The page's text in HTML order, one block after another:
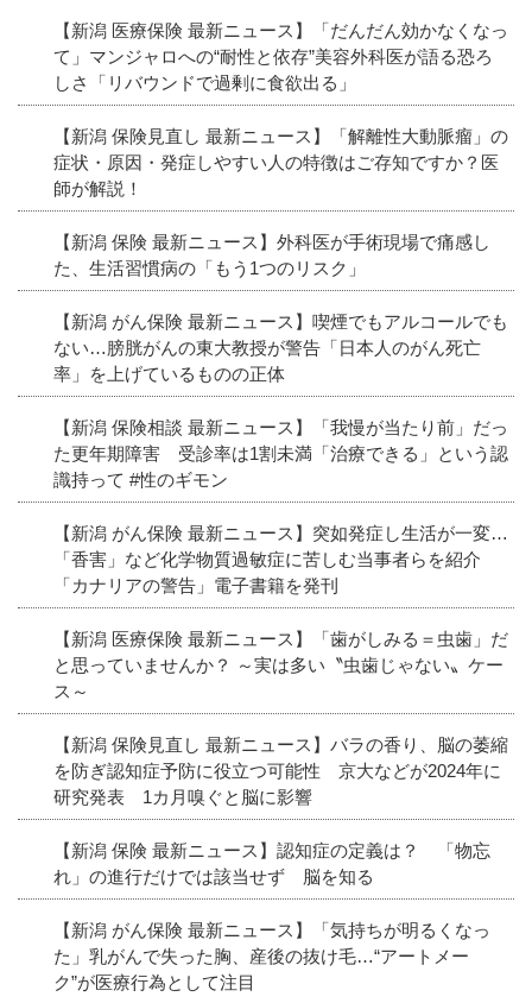
【新潟 医療保険 最新ニュース】「だんだん効かなくなっ
て」マンジャロへの“耐性と依存”美容外科医が語る恐ろ
しさ「リバウンドで過剰に食欲出る」
【新潟 保険見直し 最新ニュース】「解離性大動脈瘤」の
症状・原因・発症しやすい人の特徴はご存知ですか？医
師が解説！
【新潟 保険 最新ニュース】外科医が手術現場で痛感し
た、生活習慣病の「もう1つのリスク」
【新潟 がん保険 最新ニュース】喫煙でもアルコールでも
ない…膀胱がんの東大教授が警告「日本人のがん死亡
率」を上げているものの正体
【新潟 保険相談 最新ニュース】「我慢が当たり前」だっ
た更年期障害 受診率は1割未満「治療できる」という認
識持って #性のギモン
【新潟 がん保険 最新ニュース】突如発症し生活が一変…
「香害」など化学物質過敏症に苦しむ当事者らを紹介
「カナリアの警告」電子書籍を発刊
【新潟 医療保険 最新ニュース】「歯がしみる＝虫歯」だ
と思っていませんか？ ～実は多い〝虫歯じゃない〟ケー
ス～
【新潟 保険見直し 最新ニュース】バラの香り、脳の萎縮
を防ぎ認知症予防に役立つ可能性 京大などが2024年に
研究発表 1カ月嗅ぐと脳に影響
【新潟 保険 最新ニュース】認知症の定義は？ 「物忘
れ」の進行だけでは該当せず 脳を知る
【新潟 がん保険 最新ニュース】「気持ちが明るくなっ
た」乳がんで失った胸、産後の抜け毛…“アートメー
ク”が医療行為として注目